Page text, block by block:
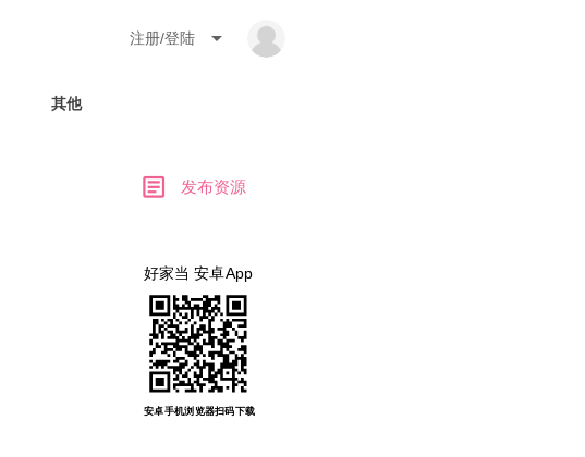
注册/登陆 arrow_drop_down
其他
article 发布资源
好家当 安卓App
安卓手机浏览器扫码下载